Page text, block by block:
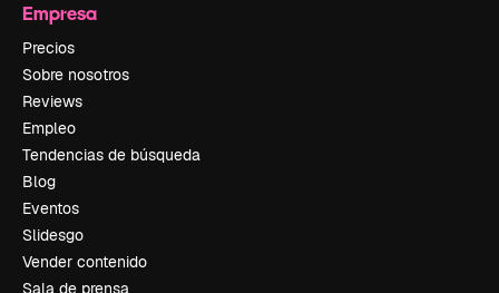
Empresa
Precios
Sobre nosotros
Reviews
Empleo
Tendencias de búsqueda
Blog
Eventos
Slidesgo
Vender contenido
Sala de prensa